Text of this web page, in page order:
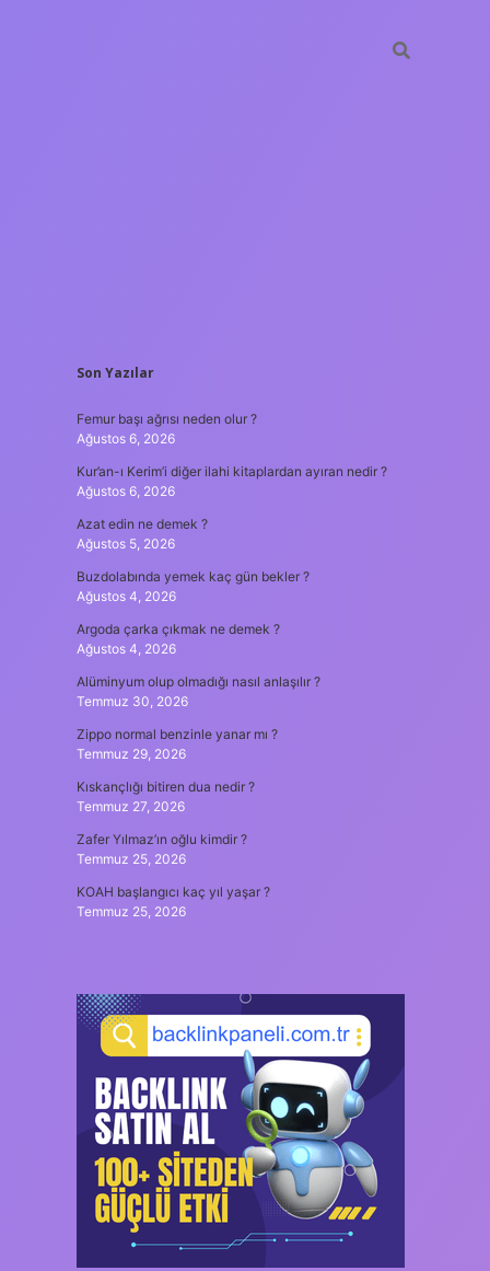
SIDEBAR
Son Yazılar
Femur başı ağrısı neden olur ?
Ağustos 6, 2026
Kur’an-ı Kerim’i diğer ilahi kitaplardan ayıran nedir ?
Ağustos 6, 2026
Azat edin ne demek ?
Ağustos 5, 2026
Buzdolabında yemek kaç gün bekler ?
Ağustos 4, 2026
Argoda çarka çıkmak ne demek ?
Ağustos 4, 2026
Alüminyum olup olmadığı nasıl anlaşılır ?
Temmuz 30, 2026
Zippo normal benzinle yanar mı ?
Temmuz 29, 2026
Kıskançlığı bitiren dua nedir ?
Temmuz 27, 2026
Zafer Yılmaz’ın oğlu kimdir ?
Temmuz 25, 2026
KOAH başlangıcı kaç yıl yaşar ?
Temmuz 25, 2026